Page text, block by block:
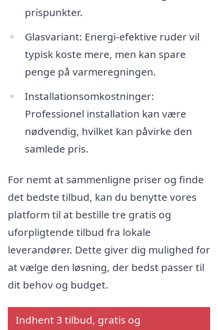
prispunkter.
Glasvariant: Energi-efektive ruder vil
typisk koste mere, men kan spare
penge på varmeregningen.
Installationsomkostninger:
Professionel installation kan være
nødvendig, hvilket kan påvirke den
samlede pris.
For nemt at sammenligne priser og finde
det bedste tilbud, kan du benytte vores
platform til at bestille tre gratis og
uforpligtende tilbud fra lokale
leverandører. Dette giver dig mulighed for
at vælge den løsning, der bedst passer til
dit behov og budget.
Indhent 3 tilbud, gratis og